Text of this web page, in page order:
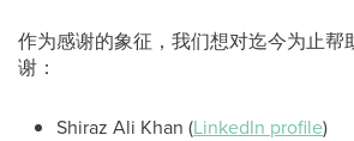
作为感谢的象征，我们想对迄今为止帮
谢：
Shiraz Ali Khan (LinkedIn profile)